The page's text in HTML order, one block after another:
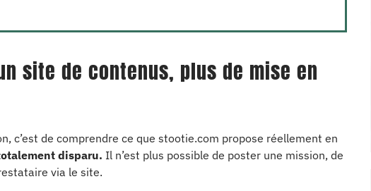
site de contenus, plus de mise en
c’est de comprendre ce que stootie.com propose réellement en
disparu. Il n’est plus possible de poster une mission, de
via le site.